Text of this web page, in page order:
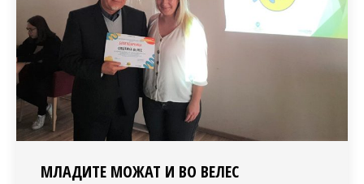
МЛАДИТЕ МОЖАТ И ВО ВЕЛЕС